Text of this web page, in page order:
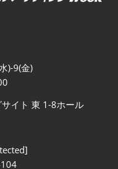
)-9(金)
イト 東 1-8ホール